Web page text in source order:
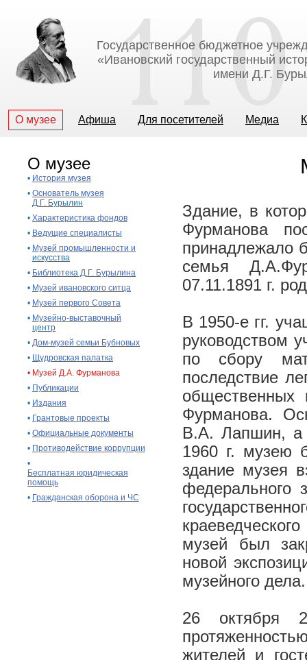
Государственное бюджетное
«Ивановский государственный
имени Д.Г.
О музее Афиша Для посетителей Медиа
О музее
• История музея
• Основатель музея
Д.Г. Бурылин
• Характеристика фондов
• Ведущие специалисты
• Музей промышленности и
искусства
• Библиотека Д.Г. Бурылина
• Музей ивановского ситца
• Музей первого Совета
• Музейно-выставочный
центр
• Дом-музей семьи Бубновых
• Щудровская палатка
• Музей Д.А. Фурманова
• Публикации
• Издания
• Грантовые проекты
• Официальные документы
• Противодействие коррупции
•
Бесплатная юридическая
помощь
• Гражданская оборона и ЧС
Здание, в
Фурманова
принадлежало
семья
07.11.1891 г.
В 1950-е гг.
руководством
по сбору
последствие
общественных
Фурманова.
В.А. Лапшин, а
1960 г. музею
здание музея
федерального
музей был
новой
музейного дела.
26 октября
жителей и